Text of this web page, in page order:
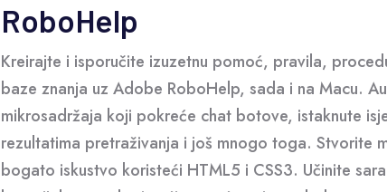
RoboHelp
Kreirajte i isporučite izuzetnu pomoć, pravila,
baze znanja uz Adobe RoboHelp, sada i na Macu.
mikrosadržaja koji pokreće chat botove, istaknute
rezultatima pretraživanja i još mnogo toga. Stvorite
bogato iskustvo koristeći HTML5 i CSS3. Učinite